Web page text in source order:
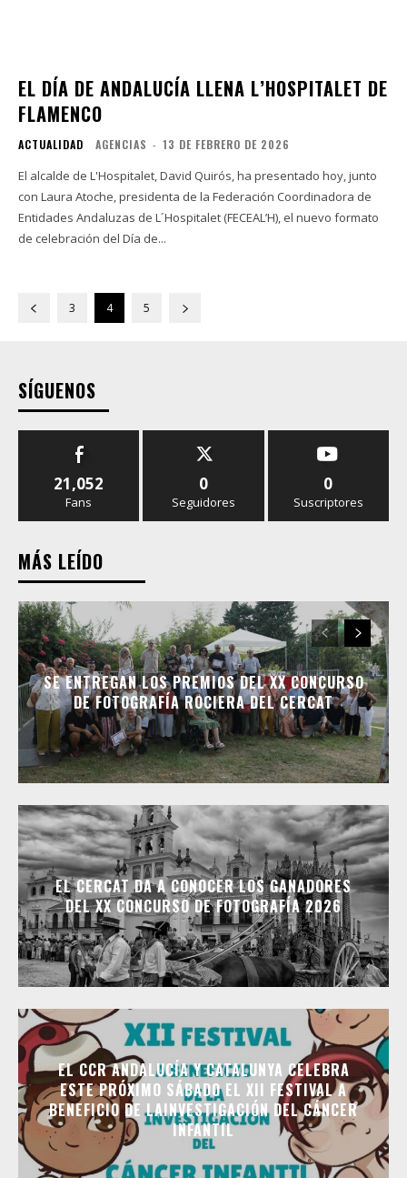
EL DÍA DE ANDALUCÍA LLENA L’HOSPITALET DE
FLAMENCO
ACTUALIDAD AGENCIAS - 13 DE FEBRERO DE 2026
El alcalde de L'Hospitalet, David Quirós, ha presentado hoy, junto
con Laura Atoche, presidenta de la Federación Coordinadora de
Entidades Andaluzas de L´Hospitalet (FECEAL’H), el nuevo formato
de celebración del Día de...
3 4 5
SÍGUENOS
21,052
Fans
0
Seguidores
0
Suscriptores
MÁS LEÍDO
SE ENTREGAN LOS PREMIOS DEL XX CONCURSO
DE FOTOGRAFÍA ROCIERA DEL CERCAT
EL CERCAT DA A CONOCER LOS GANADORES
DEL XX CONCURSO DE FOTOGRAFÍA 2026
EL CCR ANDALUCÍA Y CATALUNYA CELEBRA
ESTE PRÓXIMO SÁBADO EL XII FESTIVAL A
BENEFICIO DE LAINVESTIGACIÓN DEL CÁNCER
INFANTIL